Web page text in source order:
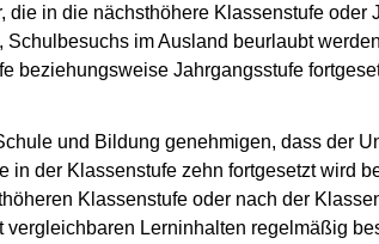
die in die nächsthöhere Klassenstufe oder
im Ausland beurlaubt
beziehungsweise Jahrgangsstufe
und Bildung genehmigen, dass der
in der Klassenstufe zehn fortgesetzt wird
Klassenstufe oder nach der
Lerninhalten regelmäßig